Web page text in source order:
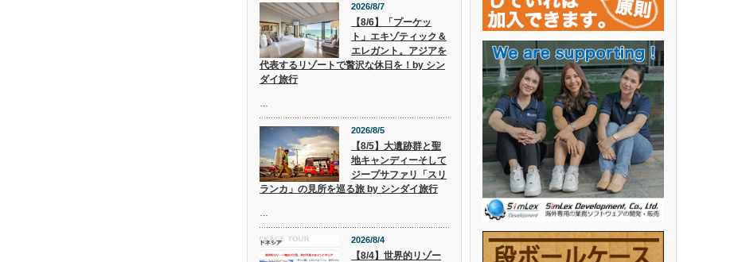
2026/8/7
【8/6】「プーケッ
ト」エキゾティック＆
エレガント。アジアを
代表するリゾートで贅沢な休日を！by シン
ダイ旅行
2026/8/5
【8/5】大遺跡群と聖
地キャンディーそして
ジープサファリ「スリ
ランカ」の見所を巡る旅 by シンダイ旅行
2026/8/4
【8/4】世界的リゾー